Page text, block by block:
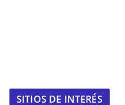
SITIOS DE INTERÉS